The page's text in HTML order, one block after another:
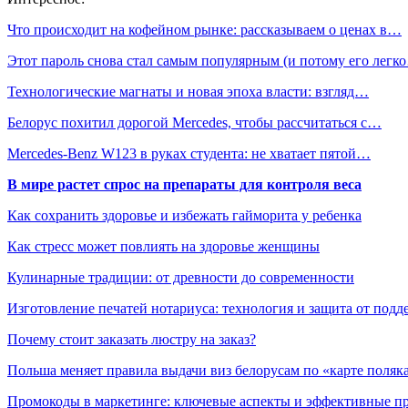
Что происходит на кофейном рынке: рассказываем о ценах в…
Этот пароль снова стал самым популярным (и потому его
Технологические магнаты и новая эпоха власти: взгляд…
Белорус похитил дорогой Mercedes, чтобы рассчитаться с…
Mercedes-Benz W123 в руках студента: не хватает пятой…
В мире растет спрос на препараты для контроля веса
Как сохранить здоровье и избежать гайморита у ребенка
Как стресс может повлиять на здоровье женщины
Кулинарные традиции: от древности до современности
Изготовление печатей нотариуса: технология и защита от
Почему стоит заказать люстру на заказ?
Польша меняет правила выдачи виз белорусам по «карте
Промокоды в маркетинге: ключевые аспекты и эффективные